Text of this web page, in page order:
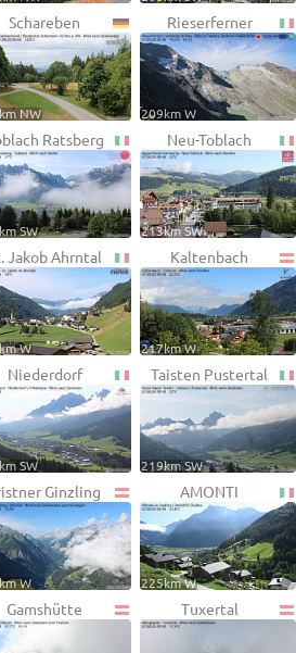
Schareben
NW
Rieserferner
209km W
Ratsberg
SW
Neu-Toblach
213km SW
Jakob Ahrntal
W
Kaltenbach
217km W
Niederdorf
SW
Taisten Pustertal
219km SW
Ginzling
W
AMONTI
225km W
Gamshütte Tuxertal